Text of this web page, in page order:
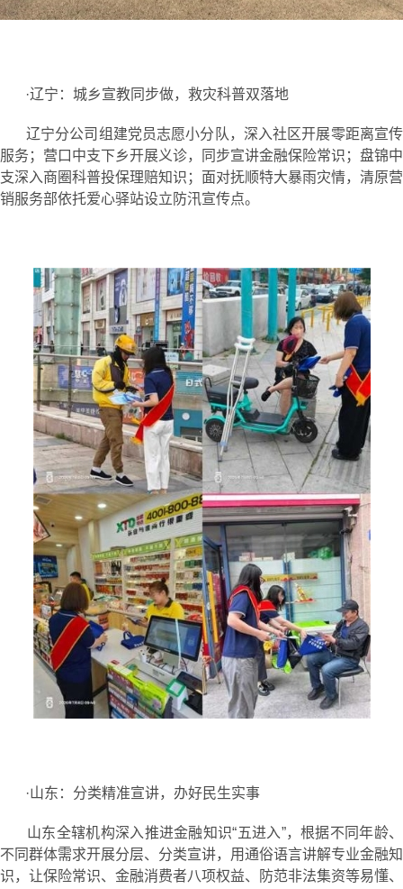
·辽宁：城乡宣教同步做，救灾科普双落地
辽宁分公司组建党员志愿小分队，深入社区开展零距离宣传
服务；营口中支下乡开展义诊，同步宣讲金融保险常识；盘锦中
支深入商圈科普投保理赔知识；面对抚顺特大暴雨灾情，清原营
销服务部依托爱心驿站设立防汛宣传点。
·山东：分类精准宣讲，办好民生实事
山东全辖机构深入推进金融知识“五进入”，根据不同年龄、
不同群体需求开展分层、分类宣讲，用通俗语言讲解专业金融知
识，让保险常识、金融消费者八项权益、防范非法集资等易懂、